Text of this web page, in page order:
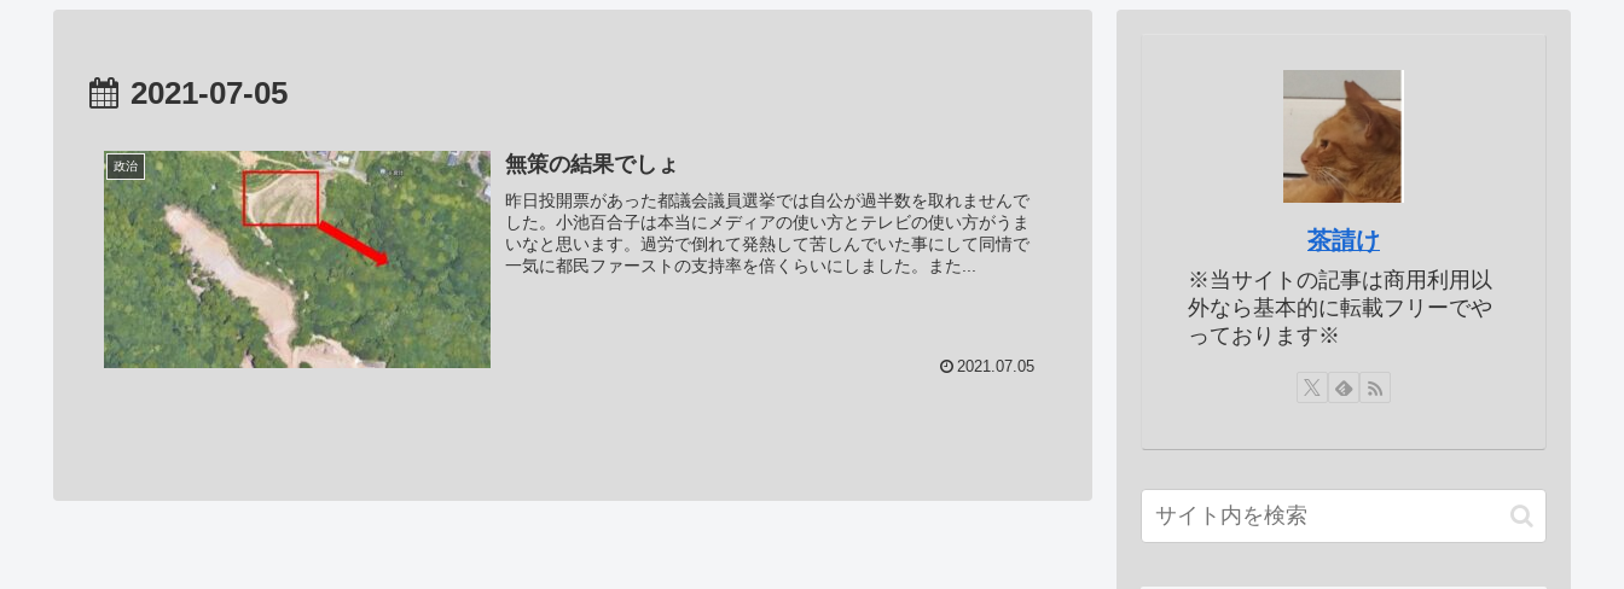
2021-07-05
政治 無策の結果でしょ
昨日投開票があった都議会議員選挙では自公が過半数を取れませんで
した。小池百合子は本当にメディアの使い方とテレビの使い方がうま
いなと思います。過労で倒れて発熱して苦しんでいた事にして同情で
一気に都民ファーストの支持率を倍くらいにしました。また...
2021.07.05
茶請け
※当サイトの記事は商用利用以
外なら基本的に転載フリーでや
っております※